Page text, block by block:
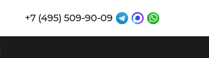
+7 (495) 509-90-09